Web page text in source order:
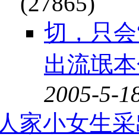
切，只
出流氓
2005-5-
人家小女生